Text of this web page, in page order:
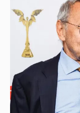
В сети
отдыхе в